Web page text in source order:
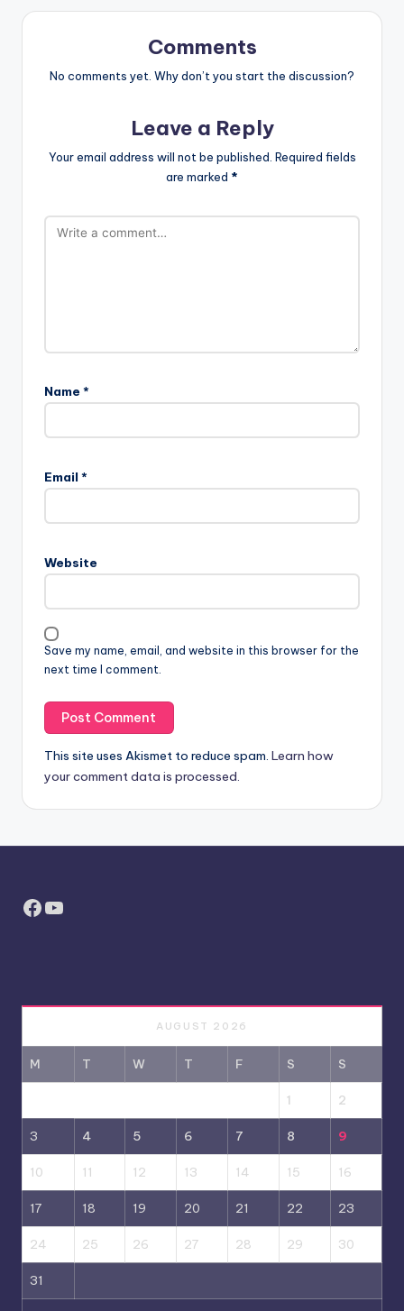
Comments
No comments yet. Why don’t you start the discussion?
Leave a Reply
Your email address will not be published. Required fields
are marked *
Name *
Email *
Website
Save my name, email, and website in this browser for the
next time I comment.
This site uses Akismet to reduce spam. Learn how
your comment data is processed.
Facebook
YouTube
AUGUST 2026
M T W T F S S
1 2
3 4 5 6 7 8 9
10 11 12 13 14 15 16
17 18 19 20 21 22 23
24 25 26 27 28 29 30
31